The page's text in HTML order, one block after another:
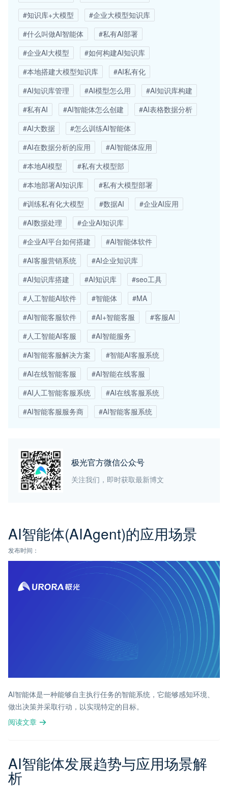
AI智能体(AIAgent)的应用场景
发布时间：
AI智能体是一种能够自主执行任务的智能系统，它能够感知环境、
做出决策并采取行动，以实现特定的目标。
阅读文章
AI智能体发展趋势与应用场景解
析
#知识库+大模型
#企业大模型知识库
#什么叫做AI智能体
#私有AI部署
#企业AI大模型
#如何构建AI知识库
#本地搭建大模型知识库
#AI私有化
#AI知识库管理
#AI模型怎么用
#AI知识库构建
#私有AI
#AI智能体怎么创建
#AI表格数据分析
#AI大数据
#怎么训练AI智能体
#AI在数据分析的应用
#AI智能体应用
#本地AI模型
#私有大模型部
#本地部署AI知识库
#私有大模型部署
#训练私有化大模型
#数据AI
#企业AI应用
#AI数据处理
#企业AI知识库
#企业AI平台如何搭建
#AI智能体软件
#AI客服营销系统
#AI企业知识库
#AI知识库搭建
#AI知识库
#seo工具
#人工智能AI软件
#智能体
#MA
#AI智能客服软件
#AI+智能客服
#客服AI
#人工智能AI客服
#AI智能服务
#AI智能客服解决方案
#智能AI客服系统
#AI在线智能客服
#AI智能在线客服
#AI人工智能客服系统
#AI在线客服系统
#AI智能客服服务商
#AI智能客服系统
极光官方微信公众号
关注我们，即时获取最新博文